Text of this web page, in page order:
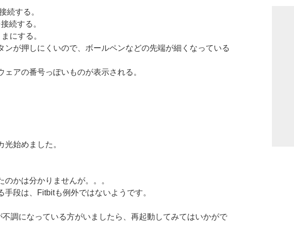
続する。
続する。
にする。
ンが押しにくいので、ボールペンなどの先端が細くなっている
アの番号っぽいものが表示される。
始めました。
かは分かりませんが。。。
段は、Fitbitも例外ではないようです。
調になっている方がいましたら、再起動してみてはいかがで